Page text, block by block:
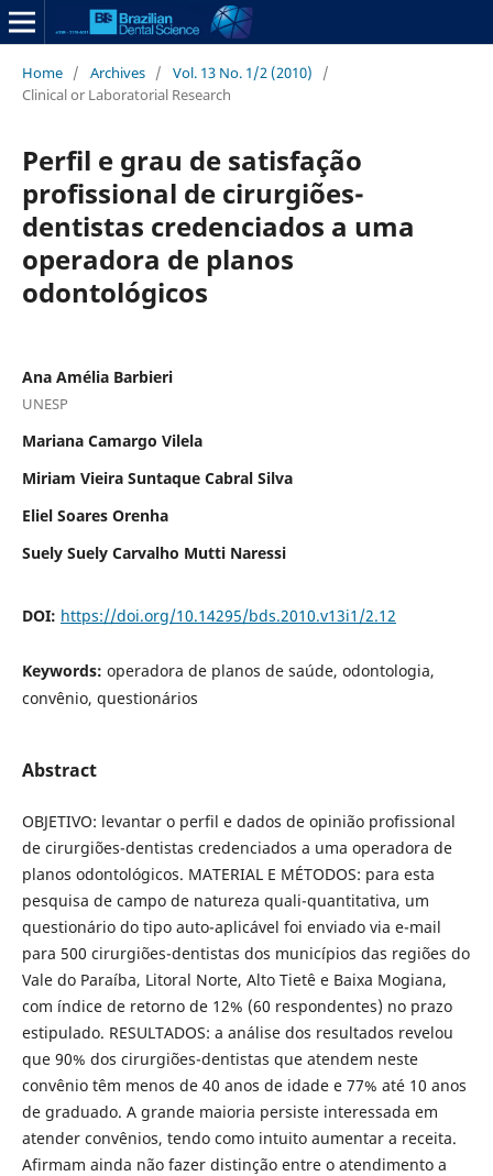
Home / Archives / Vol. 13 No. 1/2 (2010)
/
Clinical or Laboratorial Research
Perfil e grau de satisfação
profissional de cirurgiões-
dentistas credenciados a uma
operadora de planos
odontológicos
Ana Amélia Barbieri
UNESP
Mariana Camargo Vilela
Miriam Vieira Suntaque Cabral Silva
Eliel Soares Orenha
Suely Suely Carvalho Mutti Naressi
DOI: https://doi.org/10.14295/bds.2010.v13i1/2.12
Keywords: operadora de planos de saúde, odontologia,
convênio, questionários
Abstract
OBJETIVO: levantar o perfil e dados de opinião profissional
de cirurgiões-dentistas credenciados a uma operadora de
planos odontológicos. MATERIAL E MÉTODOS: para esta
pesquisa de campo de natureza quali-quantitativa, um
questionário do tipo auto-aplicável foi enviado via e-mail
para 500 cirurgiões-dentistas dos municípios das regiões do
Vale do Paraíba, Litoral Norte, Alto Tietê e Baixa Mogiana,
com índice de retorno de 12% (60 respondentes) no prazo
estipulado. RESULTADOS: a análise dos resultados revelou
que 90% dos cirurgiões-dentistas que atendem neste
convênio têm menos de 40 anos de idade e 77% até 10 anos
de graduado. A grande maioria persiste interessada em
atender convênios, tendo como intuito aumentar a receita.
Afirmam ainda não fazer distinção entre o atendimento a